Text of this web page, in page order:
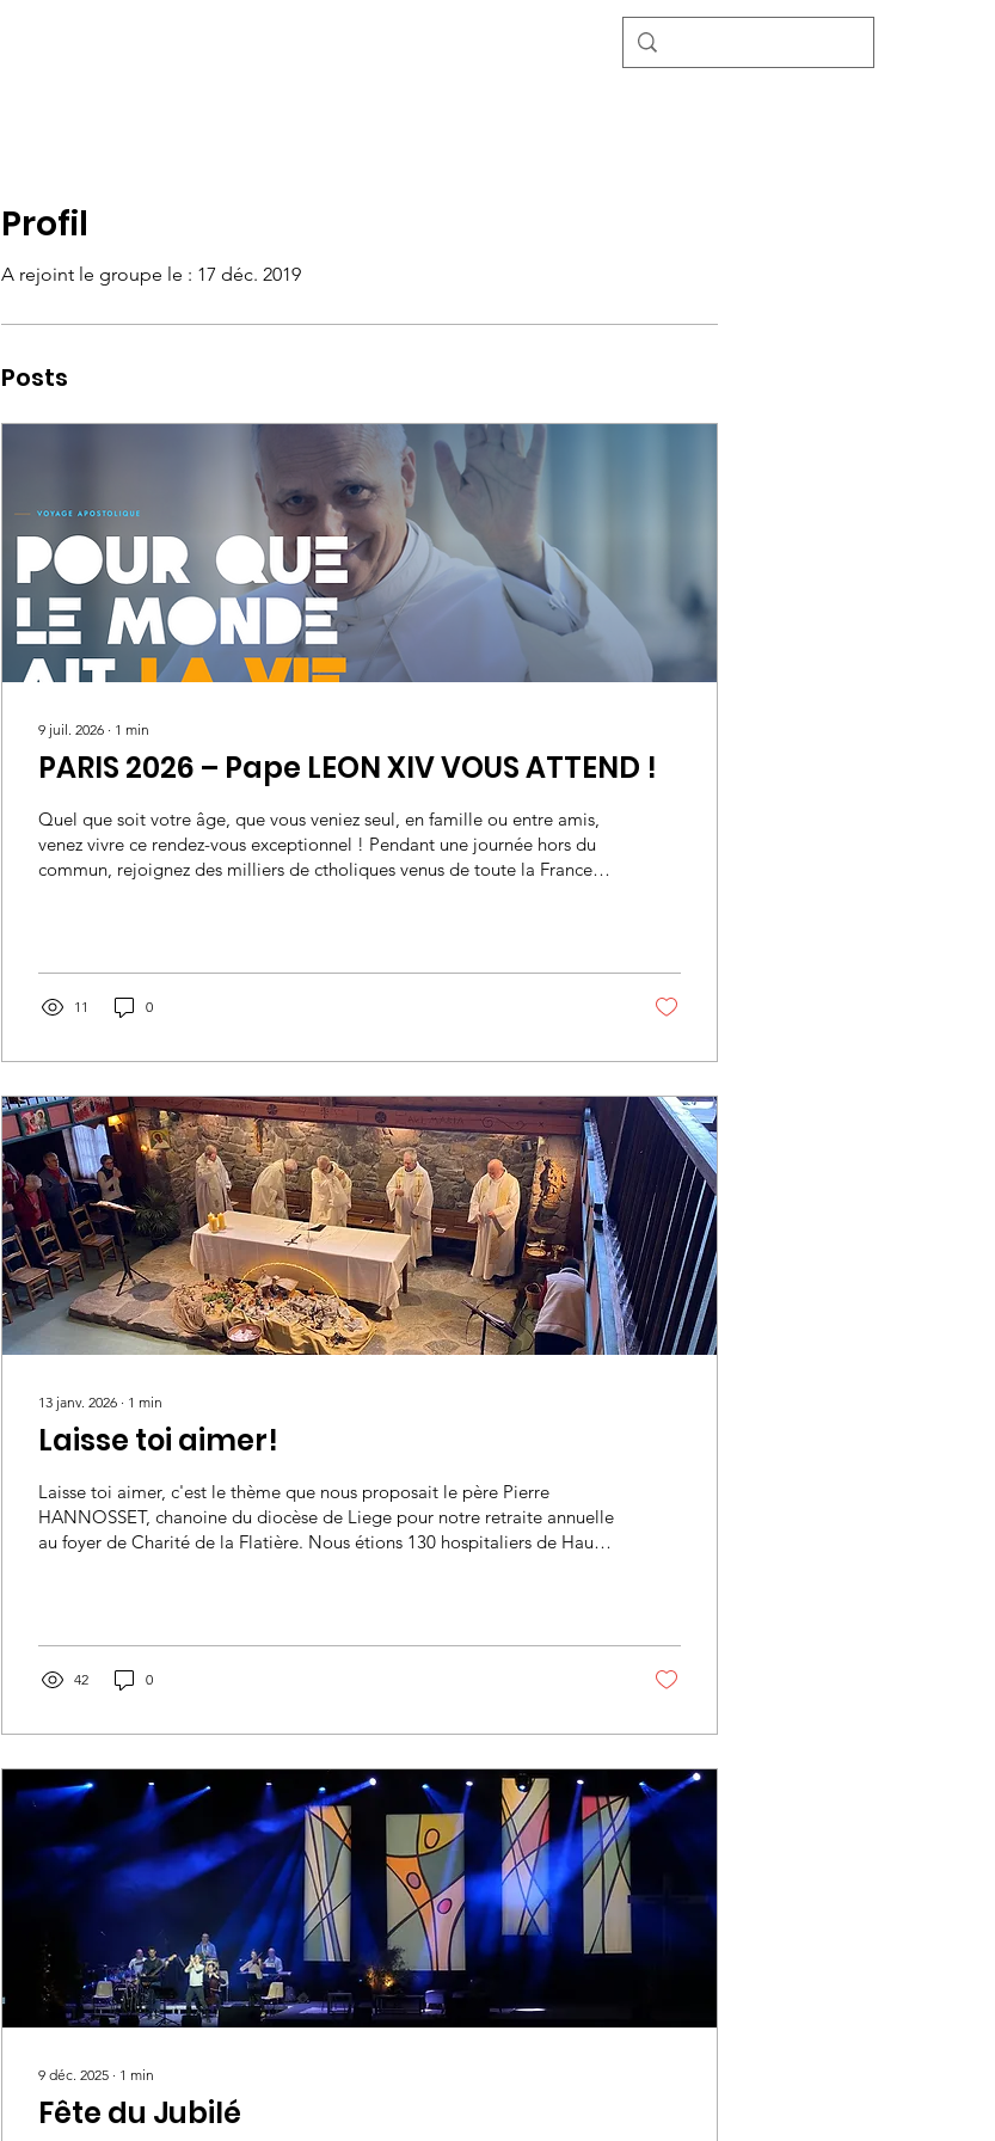
Profil
A rejoint le groupe le : 17 déc. 2019
Posts
9 juil. 2026 ∙ 1 min
PARIS 2026 – Pape LEON XIV VOUS ATTEND !
Quel que soit votre âge, que vous veniez seul, en famille ou entre amis,
venez vivre ce rendez-vous exceptionnel ! Pendant une journée hors du
commun, rejoignez des milliers de ctholiques venus de toute la France
nous rendrons grâce au cœur de Paris, unis dans une même foi avec
des...
11 0
13 janv. 2026 ∙ 1 min
Laisse toi aimer!
Laisse toi aimer, c'est le thème que nous proposait le père Pierre
HANNOSSET, chanoine du diocèse de Liege pour notre retraite annuelle
au foyer de Charité de la Flatière. Nous étions 130 hospitaliers de Haute
Dieu, par les autres, et par nous mêmes. Merci à la communauté du
Foyer...
42 0
9 déc. 2025 ∙ 1 min
Fête du Jubilé